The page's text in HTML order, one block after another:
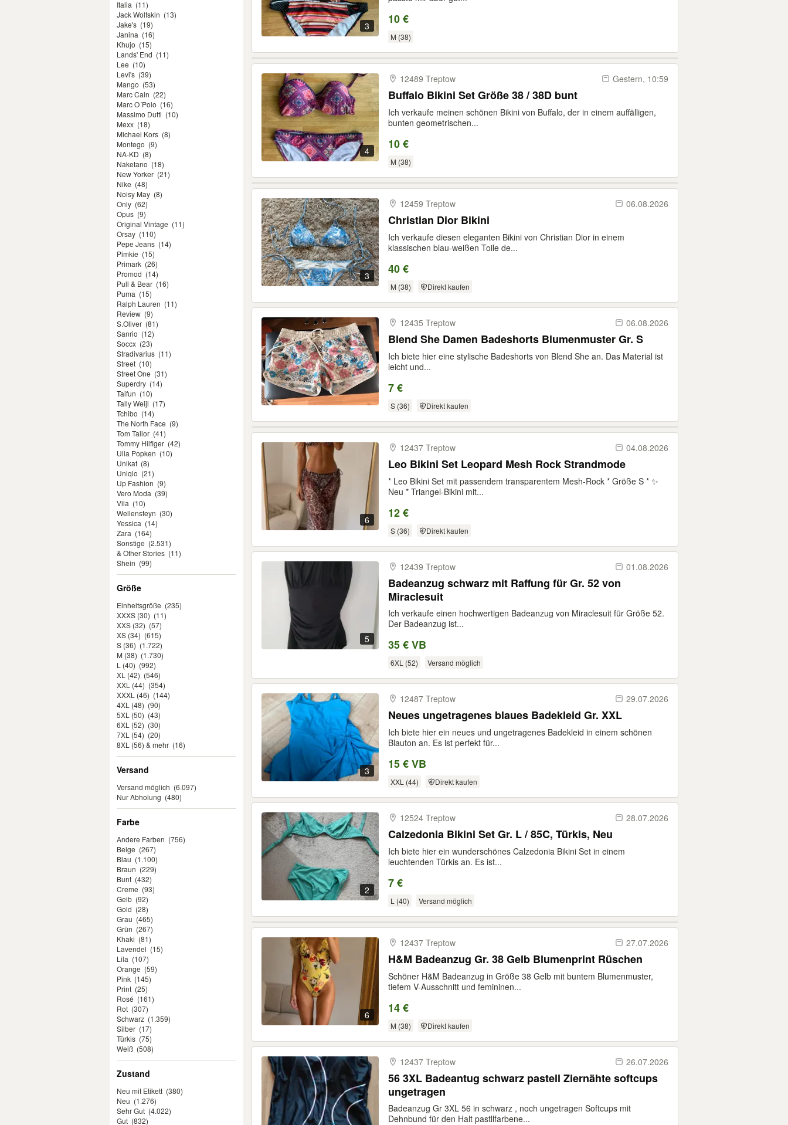
Italia (11)
Jack Wolfskin (13)
Jake's (19)
Janina (16)
Khujo (15)
Lands' End (11)
Lee (10)
Levi's (39)
Mango (53)
Marc Cain (22)
Marc O´Polo (16)
Massimo Dutti (10)
Mexx (18)
Michael Kors (8)
Montego (9)
NA-KD (8)
Naketano (18)
New Yorker (21)
Nike (48)
Noisy May (8)
Only (62)
Opus (9)
Original Vintage (11)
Orsay (110)
Pepe Jeans (14)
Pimkie (15)
Primark (26)
Promod (14)
Pull & Bear (16)
Puma (15)
Ralph Lauren (11)
Review (9)
S.Oliver (81)
Sanrio (12)
Soccx (23)
Stradivarius (11)
Street (10)
Street One (31)
Superdry (14)
Taifun (10)
Tally Weijl (17)
Tchibo (14)
The North Face (9)
Tom Tailor (41)
Tommy Hilfiger (42)
Ulla Popken (10)
Unikat (8)
Uniqlo (21)
Up Fashion (9)
Vero Moda (39)
Vila (10)
Wellensteyn (30)
Yessica (14)
Zara (164)
Sonstige (2.531)
& Other Stories (11)
Shein (99)
Größe
Einheitsgröße (235)
XXXS (30) (11)
XXS (32) (57)
XS (34) (615)
S (36) (1.722)
M (38) (1.730)
L (40) (992)
XL (42) (546)
XXL (44) (354)
XXXL (46) (144)
4XL (48) (90)
5XL (50) (43)
6XL (52) (30)
7XL (54) (20)
8XL (56) & mehr (16)
Versand
Versand möglich (6.097)
Nur Abholung (480)
Farbe
Andere Farben (756)
Beige (267)
Blau (1.100)
Braun (229)
Bunt (432)
Creme (93)
Gelb (92)
Gold (28)
Grau (465)
Grün (267)
Khaki (81)
Lavendel (15)
Lila (107)
Orange (59)
Pink (145)
Print (25)
Rosé (161)
Rot (307)
Schwarz (1.359)
Silber (17)
Türkis (75)
Weiß (508)
Zustand
Neu mit Etikett (380)
Neu (1.276)
Sehr Gut (4.022)
Gut (832)
3 10 €
M (38)
4
12489 Treptow Gestern, 10:59
Buffalo Bikini Set Größe 38 / 38D bunt
Ich verkaufe meinen schönen Bikini von Buffalo, der in einem auffälligen,
bunten geometrischen...
10 €
M (38)
3
12459 Treptow 06.08.2026
Christian Dior Bikini
Ich verkaufe diesen eleganten Bikini von Christian Dior in einem
klassischen blau-weißen Toile de...
40 €
M (38) Direkt kaufen
12435 Treptow 06.08.2026
Blend She Damen Badeshorts Blumenmuster Gr. S
Ich biete hier eine stylische Badeshorts von Blend She an. Das Material ist
leicht und...
7 €
S (36) Direkt kaufen
6
12437 Treptow 04.08.2026
Leo Bikini Set Leopard Mesh Rock Strandmode
* Leo Bikini Set mit passendem transparentem Mesh-Rock * Größe S * ✨
Neu * Triangel-Bikini mit...
12 €
S (36) Direkt kaufen
5
12439 Treptow 01.08.2026
Badeanzug schwarz mit Raffung für Gr. 52 von
Miraclesuit
Ich verkaufe einen hochwertigen Badeanzug von Miraclesuit für Größe 52.
Der Badeanzug ist...
35 € VB
6XL (52) Versand möglich
3
12487 Treptow 29.07.2026
Neues ungetragenes blaues Badekleid Gr. XXL
Ich biete hier ein neues und ungetragenes Badekleid in einem schönen
Blauton an. Es ist perfekt für...
15 € VB
XXL (44) Direkt kaufen
2
12524 Treptow 28.07.2026
Calzedonia Bikini Set Gr. L / 85C, Türkis, Neu
Ich biete hier ein wunderschönes Calzedonia Bikini Set in einem
leuchtenden Türkis an. Es ist...
7 €
L (40) Versand möglich
6
12437 Treptow 27.07.2026
H&M Badeanzug Gr. 38 Gelb Blumenprint Rüschen
Schöner H&M Badeanzug in Größe 38 Gelb mit buntem Blumenmuster,
tiefem V-Ausschnitt und femininen...
14 €
M (38) Direkt kaufen
12437 Treptow 26.07.2026
56 3XL Badeantug schwarz pastell Ziernähte softcups
ungetragen
Badeanzug Gr 3XL 56 in schwarz , noch ungetragen Softcups mit
Dehnbund für den Halt pastllfarbene...